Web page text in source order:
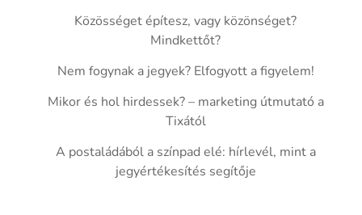
Közösséget építesz, vagy közönséget?
Mindkettőt?
Nem fogynak a jegyek? Elfogyott a figyelem!
Mikor és hol hirdessek? – marketing útmutató a
Tixától
A postaládából a színpad elé: hírlevél, mint a
jegyértékesítés segítője